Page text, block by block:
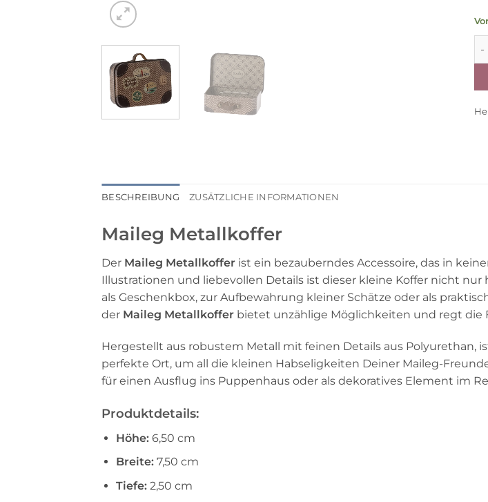
BESCHREIBUNG ZUSÄTZLICHE INFORMATIONEN
Maileg Metallkoffer
Der Maileg Metallkoffer ist ein bezauberndes Accessoire, das in
Illustrationen und liebevollen Details ist dieser kleine Koffer nicht
als Geschenkbox, zur Aufbewahrung kleiner Schätze oder als
der Maileg Metallkoffer bietet unzählige Möglichkeiten und regt die
Hergestellt aus robustem Metall mit feinen Details aus Polyurethan,
perfekte Ort, um all die kleinen Habseligkeiten Deiner Maileg-
für einen Ausflug ins Puppenhaus oder als dekoratives Element im
Produktdetails:
Höhe:6,50 cm
Breite:7,50 cm
Tiefe:2,50 cm